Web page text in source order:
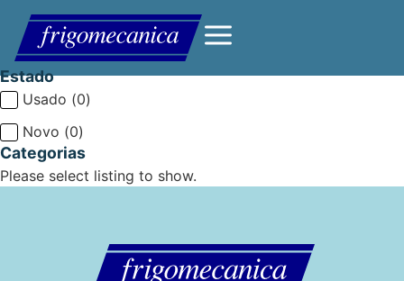
Loja Teste JetEngine
Estado
Usado (0)
Novo (0)
Categorias
Please select listing to show.